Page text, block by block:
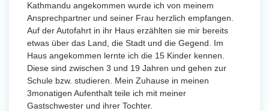
Kathmandu angekommen wurde ich von meinem
Ansprechpartner und seiner Frau herzlich empfangen.
Auf der Autofahrt in ihr Haus erzählten sie mir bereits
etwas über das Land, die Stadt und die Gegend. Im
Haus angekommen lernte ich die 15 Kinder kennen.
Diese sind zwischen 3 und 19 Jahren und gehen zur
Schule bzw. studieren. Mein Zuhause in meinen
3monatigen Aufenthalt teile ich mit meiner
Gastschwester und ihrer Tochter.